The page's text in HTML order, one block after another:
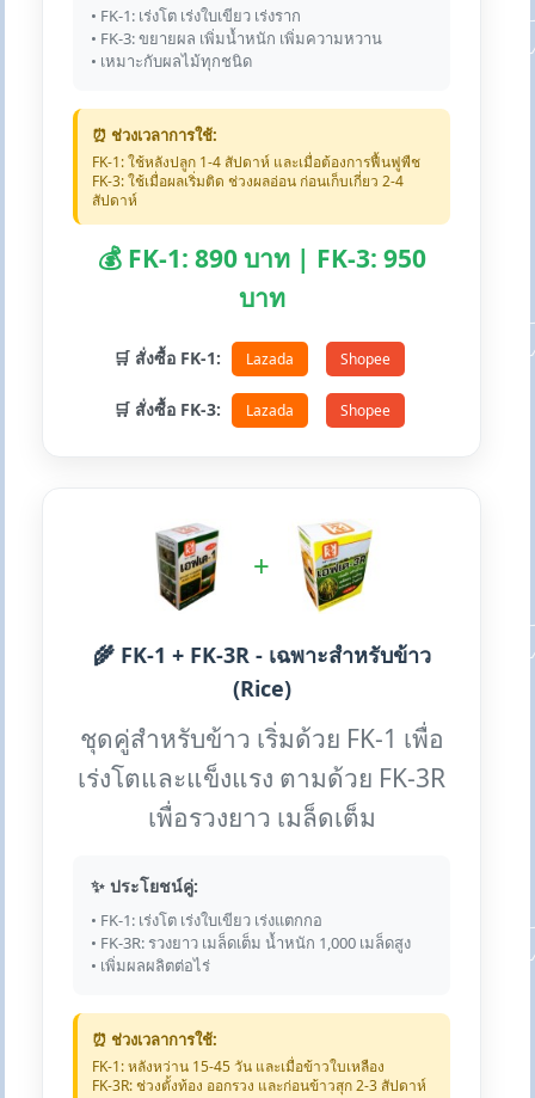
• FK-1: เร่งโต เร่งใบเขียว เร่งราก
• FK-3: ขยายผล เพิ่มน้ำหนัก เพิ่มความหวาน
• เหมาะกับผลไม้ทุกชนิด
⏰ ช่วงเวลาการใช้:
FK-1: ใช้หลังปลูก 1-4 สัปดาห์ และเมื่อต้องการฟื้นฟูพืช
FK-3: ใช้เมื่อผลเริ่มติด ช่วงผลอ่อน ก่อนเก็บเกี่ยว 2-4
สัปดาห์
💰 FK-1: 890 บาท | FK-3: 950
บาท
🛒 สั่งซื้อ FK-1: Lazada Shopee
🛒 สั่งซื้อ FK-3: Lazada Shopee
+
🌾 FK-1 + FK-3R - เฉพาะสำหรับข้าว
(Rice)
ชุดคู่สำหรับข้าว เริ่มด้วย FK-1 เพื่อ
เร่งโตและแข็งแรง ตามด้วย FK-3R
เพื่อรวงยาว เมล็ดเต็ม
✨ ประโยชน์คู่:
• FK-1: เร่งโต เร่งใบเขียว เร่งแตกกอ
• FK-3R: รวงยาว เมล็ดเต็ม น้ำหนัก 1,000 เมล็ดสูง
• เพิ่มผลผลิตต่อไร่
⏰ ช่วงเวลาการใช้:
FK-1: หลังหว่าน 15-45 วัน และเมื่อข้าวใบเหลือง
FK-3R: ช่วงตั้งท้อง ออกรวง และก่อนข้าวสุก 2-3 สัปดาห์